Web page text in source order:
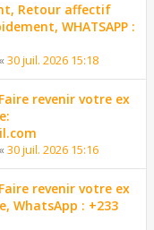
Retour affectif
WHATSAPP :
« 30 juil. 2026 15:18
revenir votre ex
« 30 juil. 2026 15:16
revenir votre ex
WhatsApp : +233